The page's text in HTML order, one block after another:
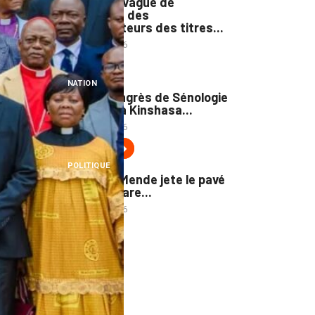
formation des
conservateurs des titres...
7 août 2026
3 NATION
Le 1er Congrès de Sénologie
annoncé à Kinshasa...
7 août 2026
POLITIQUE
Lambert Mende jete le pavé
dans la mare...
7 août 2026
CATEGORIES